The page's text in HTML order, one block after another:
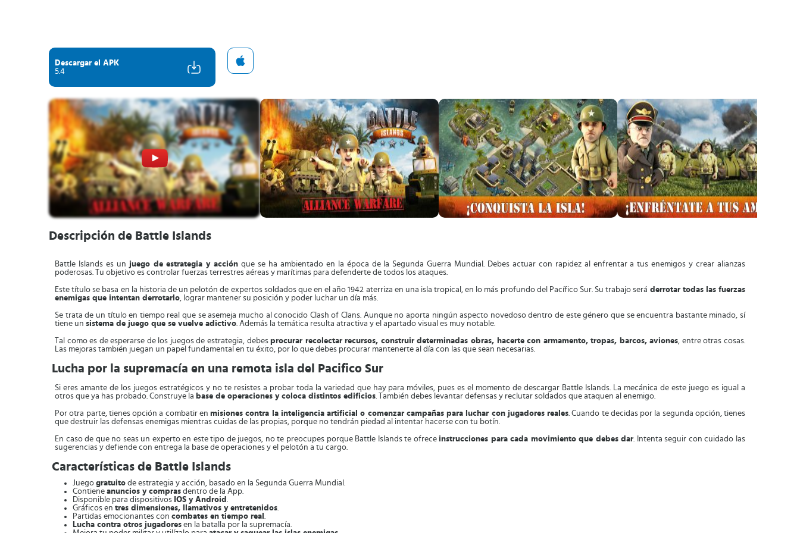
Descargar el APK
5.4
Descripción de Battle Islands
Battle Islands es un juego de estrategia y acción que se ha ambientado en la época de la Segunda Guerra Mundial. Debes actuar con rapidez al enfrentar a tus enemigos y crear alianzas
poderosas. Tu objetivo es controlar fuerzas terrestres aéreas y marítimas para defenderte de todos los ataques.
Este título se basa en la historia de un pelotón de expertos soldados que en el año 1942 aterriza en una isla tropical, en lo más profundo del Pacífico Sur. Su trabajo será derrotar todas las fuerzas
enemigas que intentan derrotarlo, lograr mantener su posición y poder luchar un día más.
Se trata de un título en tiempo real que se asemeja mucho al conocido Clash of Clans. Aunque no aporta ningún aspecto novedoso dentro de este género que se encuentra bastante minado, sí
tiene un sistema de juego que se vuelve adictivo. Además la temática resulta atractiva y el apartado visual es muy notable.
Tal como es de esperarse de los juegos de estrategia, debesprocurar recolectar recursos, construir determinadas obras, hacerte con armamento, tropas, barcos, aviones, entre otras cosas.
Las mejoras también juegan un papel fundamental en tu éxito, por lo que debes procurar mantenerte al día con las que sean necesarias.
Lucha por la supremacía en una remota isla del Pacifico Sur
Si eres amante de los juegos estratégicos y no te resistes a probar toda la variedad que hay para móviles, pues es el momento de descargar Battle Islands. La mecánica de este juego es igual a
otros que ya has probado. Construye la base de operaciones y coloca distintos edificios. También debes levantar defensas y reclutar soldados que ataquen al enemigo.
Por otra parte, tienes opción a combatir en misiones contra la inteligencia artificial o comenzar campañas para luchar con jugadores reales. Cuando te decidas por la segunda opción, tienes
que destruir las defensas enemigas mientras cuidas de las propias, porque no tendrán piedad al intentar hacerse con tu botín.
En caso de que no seas un experto en este tipo de juegos, no te preocupes porque Battle Islands te ofrece instrucciones para cada movimiento que debes dar. Intenta seguir con cuidado las
sugerencias y defiende con entrega la base de operaciones y el pelotón a tu cargo.
Características de Battle Islands
Juego gratuito de estrategia y acción, basado en la Segunda Guerra Mundial.
Contiene anuncios y compras dentro de la App.
Disponible para dispositivos IOS y Android .
Gráficos en tres dimensiones, llamativos y entretenidos.
Partidas emocionantes con combates en tiempo real .
Lucha contra otros jugadores en la batalla por la supremacía.